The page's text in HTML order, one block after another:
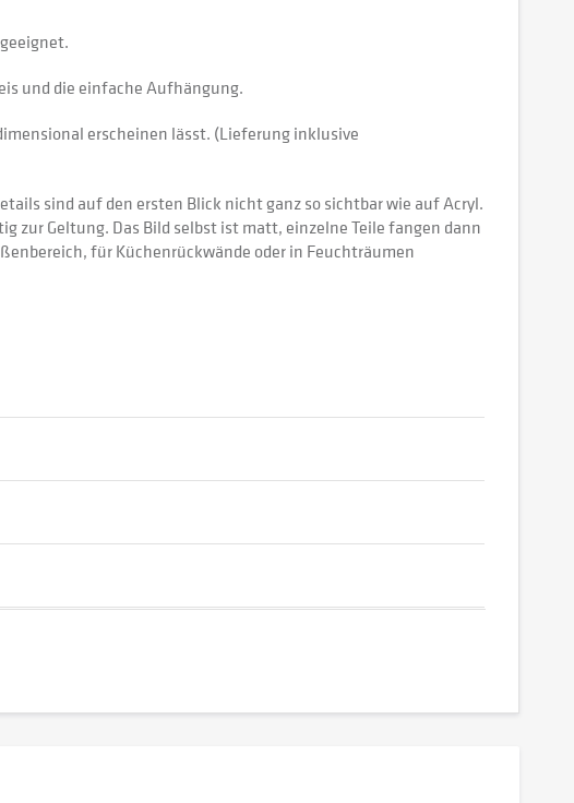
und die einfache Aufhängung.
erscheinen lässt. (Lieferung inklusive
sind auf den ersten Blick nicht ganz so sichtbar wie auf Acryl.
zur Geltung. Das Bild selbst ist matt, einzelne Teile fangen dann
für Küchenrückwände oder in Feuchträumen